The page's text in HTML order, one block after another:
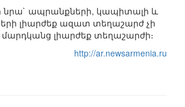
նրա` ապրանքների, կապիտալի և
լիարժեք ազատ տեղաշարժ չի
մարդկանց լիարժեք տեղաշարժի։
http://ar.newsarmenia.ru